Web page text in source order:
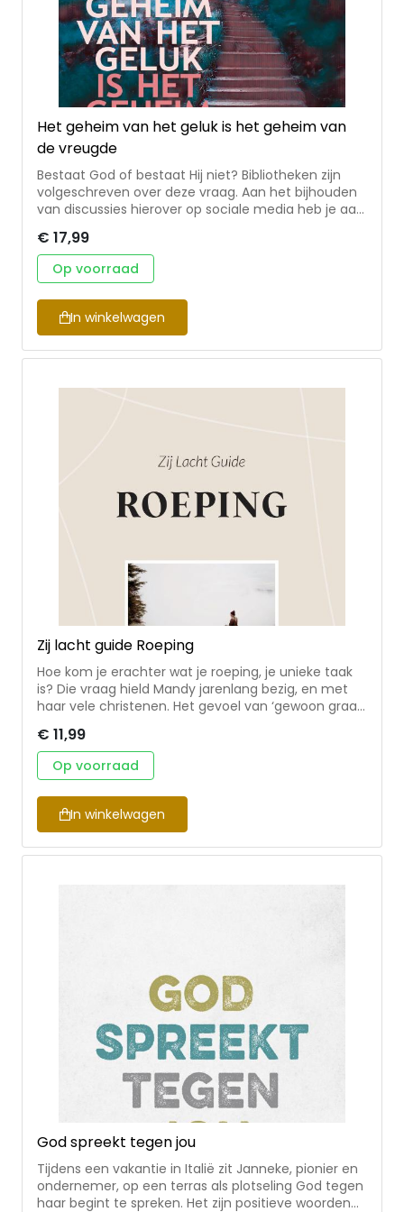
Het geheim van het geluk is het geheim van
de vreugde
Bestaat God of bestaat Hij niet? Bibliotheken zijn
volgeschreven over deze vraag. Aan het bijhouden
van discussies hierover op sociale media heb je aan
kent diep menselijke verlangens. Verlangens naar
geluk, naar echte liefde, naar vreugde. Iedereen
vraagt zich af: Waar doe ik het allemaal voor? Dit
boek benadert alles anders. Niet: Bestaat God of
niet? Wie heeft er gelijk? Maar: Welke opvattingen
bieden het meeste kans op de vervulling van deze
verlangens? Waarom zou je willen geloven of niet?
Vooral: welke opvattingen bieden de grootste kans
€ 17,99
Op voorraad
In winkelwagen
Zij lacht guide Roeping
Hoe kom je erachter wat je roeping, je unieke taak
is? Die vraag hield Mandy jarenlang bezig, en met
haar vele christenen. Het gevoel van ‘gewoon graag
haar zoektocht kwam ze samen met God tot
mooie inzichten. Kwaliteiten, dromen, samenwerken
met God, de hulp van de Heilige Geest en leugens
deze praktische guide! Mandy Wittekoek- den
Dekker schrijft al vijf jaar diepzinnige overdenkingen
voor het platform Zij Lacht. Met haar vlotte pen en
nuchtere manier van denken maakt zij het
€ 11,99
Op voorraad
In winkelwagen
God spreekt tegen jou
Tijdens een vakantie in Italië zit Janneke, pionier en
ondernemer, op een terras als plotseling God tegen
haar begint te spreken. Het zijn positieve woorden